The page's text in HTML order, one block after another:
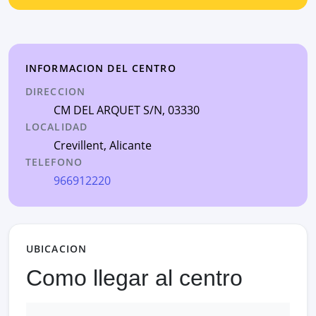
INFORMACION DEL CENTRO
DIRECCION
CM DEL ARQUET S/N, 03330
LOCALIDAD
Crevillent, Alicante
TELEFONO
966912220
UBICACION
Como llegar al centro